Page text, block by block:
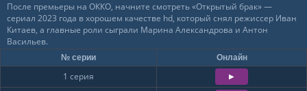
После премьеры на ОККО, начните смотреть «Открытый брак» —
сериал 2023 года в хорошем качестве hd, который снял режиссер Иван
Китаев, а главные роли сыграли Марина Александрова и Антон
Васильев.
№ серии Онлайн
1 серия